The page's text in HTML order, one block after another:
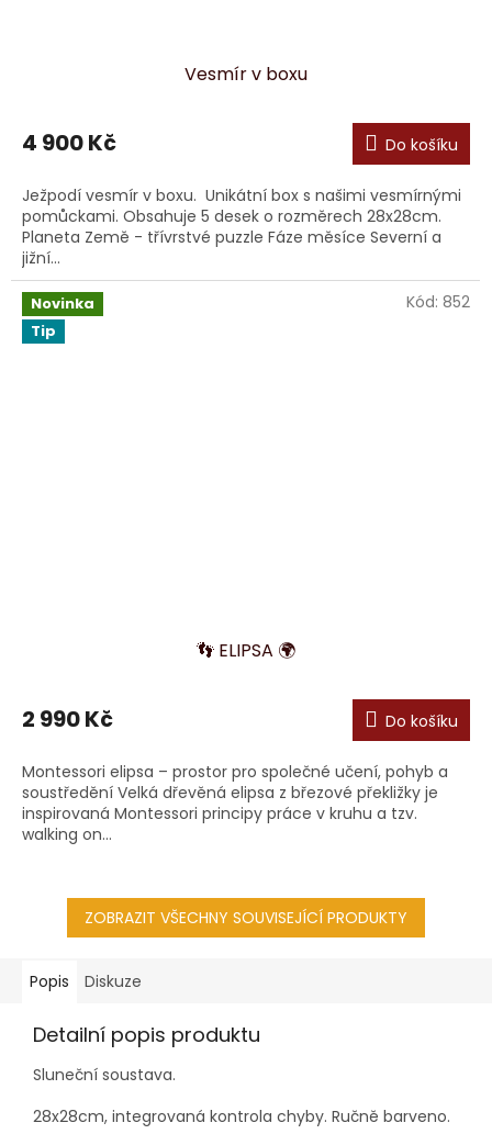
Vesmír v boxu
4 900 Kč Do košíku
Ježpodí vesmír v boxu. Unikátní box s našimi vesmírnými
pomůckami. Obsahuje 5 desek o rozměrech 28x28cm.
Planeta Země - třívrstvé puzzle Fáze měsíce Severní a
jižní...
Novinka
Tip
👣 ELIPSA 🌍
2 990 Kč Do košíku
Montessori elipsa – prostor pro společné učení, pohyb a
soustředění Velká dřevěná elipsa z březové překližky je
inspirovaná Montessori principy práce v kruhu a tzv.
walking on...
Kód: 852
ZOBRAZIT VŠECHNY SOUVISEJÍCÍ PRODUKTY
Popis Diskuze
Detailní popis produktu
Sluneční soustava.
28x28cm, integrovaná kontrola chyby. Ručně barveno.